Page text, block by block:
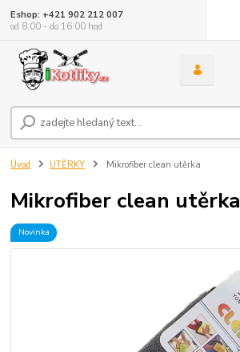
Eshop: +421 902 212 007
od 8:00 - do 16:00 hod
Úvod UTĚRKY Mikrofiber clean utěrka
Mikrofiber clean utěrka
Novinka